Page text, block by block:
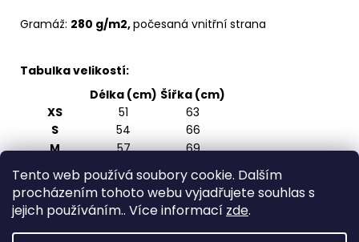
Tento web používá soubory cookie. Dalším
procházením tohoto webu vyjadřujete souhlas s
jejich používáním.. Více informací zde.
Gramáž: 280 g/m2,počesaná vnitřní strana
Tabulka velikostí:
Délka (cm) Šířka (cm)
XS
51
63
S
54
66
M
57
69
60
XL
63
2XL
66
78
3XL